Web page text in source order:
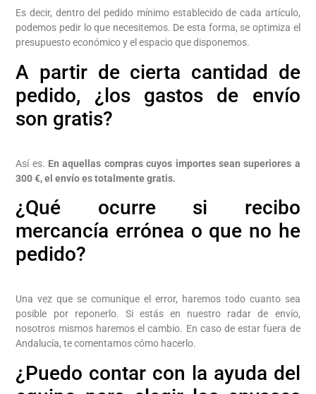
Es decir, dentro del pedido mínimo establecido de cada artículo,
podemos pedir lo que necesitemos. De esta forma, se optimiza el
presupuesto económico y el espacio que disponemos.
A partir de cierta cantidad de
pedido, ¿los gastos de envío
son gratis?
Así es. En aquellas compras cuyos importes sean superiores a
300 €, el envío es totalmente gratis.
¿Qué ocurre si recibo
mercancía errónea o que no he
pedido?
Una vez que se comunique el error, haremos todo cuanto sea
posible por reponerlo. Si estás en nuestro radar de envío,
nosotros mismos haremos el cambio. En caso de estar fuera de
Andalucía, te comentamos cómo hacerlo.
¿Puedo contar con la ayuda del